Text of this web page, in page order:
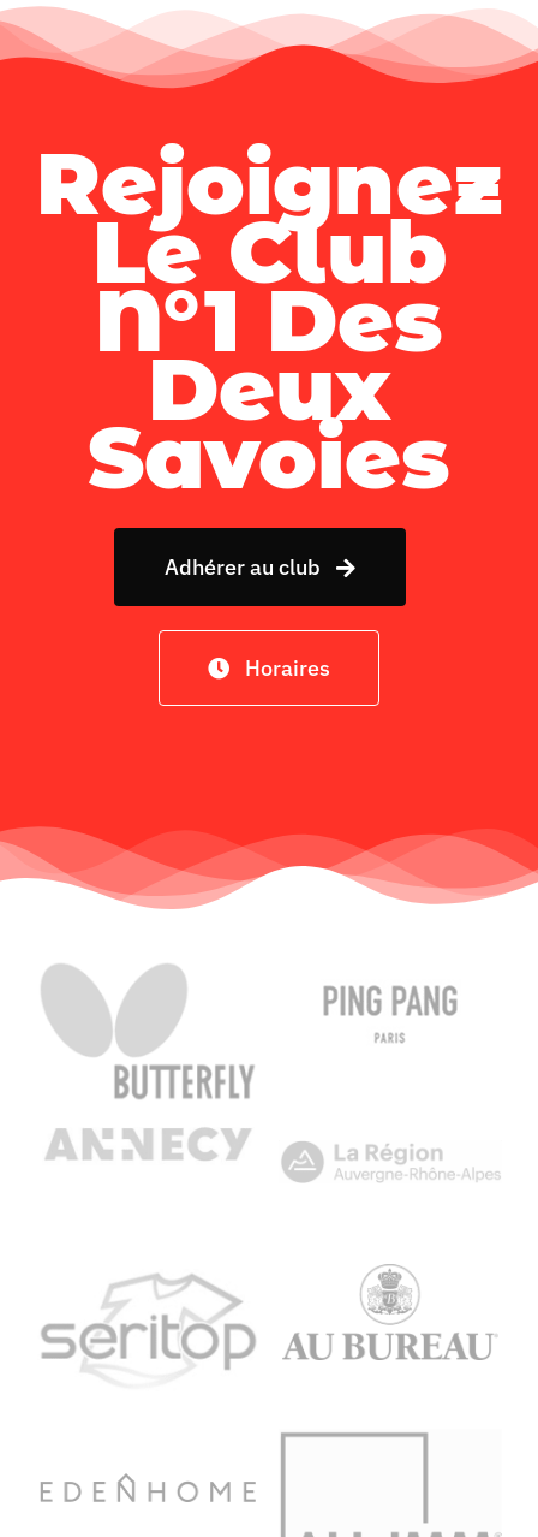
Rejoignez
Le Club
N°1 Des
Deux
Savoies
Adhérer au club
Horaires